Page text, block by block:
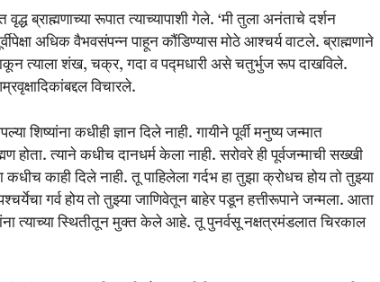
ब्राह्मणाच्या रूपात त्याच्यापाशी गेले. ‘मी तुला अनंताचे दर्शन
अधिक वैभवसंपन्न पाहून कौंडिण्यास मोठे आश्चर्य वाटले. ब्राह्मणाने
त्याला शंख, चक्र, गदा व पद्मधारी असे चतुर्भुज रूप दाखविले.
विचारले.
शिष्यांना कधीही ज्ञान दिले नाही. गायीने पूर्वी मनुष्य जन्मात
होता. त्याने कधीच दानधर्म केला नाही. सरोवरे ही पूर्वजन्माची सख्खी
काही दिले नाही. तू पाहिलेला गर्दभ हा तुझा क्रोधच होय तो तुझ्या
गर्व होय तो तुझ्या जाणिवेतून बाहेर पडून हत्तीरूपाने जन्मला. आता
त्याच्या स्थितीतून मुक्त केले आहे. तू पुनर्वसू नक्षत्रमंडलात चिरकाल